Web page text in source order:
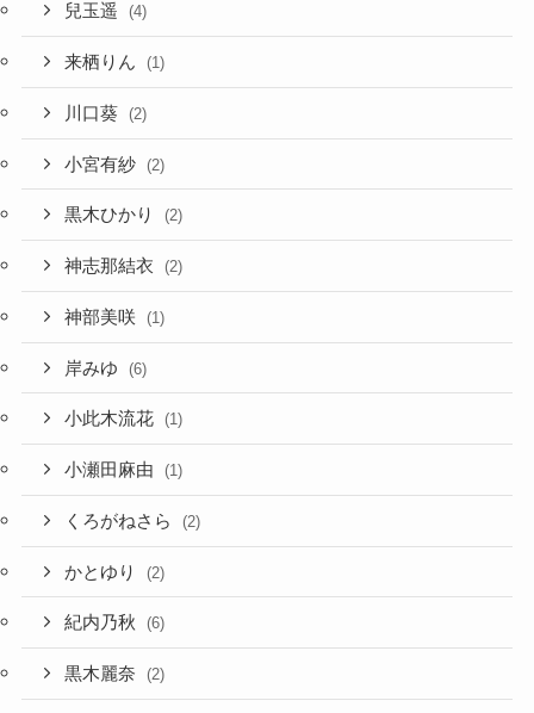
兒玉遥 (4)
来栖りん (1)
川口葵 (2)
小宮有紗 (2)
黒木ひかり (2)
神志那結衣 (2)
神部美咲 (1)
岸みゆ (6)
小此木流花 (1)
小瀬田麻由 (1)
くろがねさら (2)
かとゆり (2)
紀内乃秋 (6)
黒木麗奈 (2)